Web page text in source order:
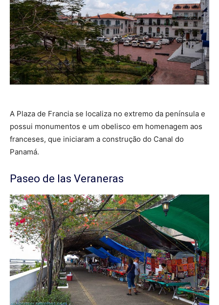
A Plaza de Francia se localiza no extremo da península e
possui monumentos e um obelisco em homenagem aos
franceses, que iniciaram a construção do Canal do
Panamá.
Paseo de las Veraneras